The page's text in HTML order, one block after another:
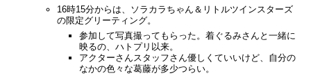
16時15分からは、ソラカラちゃん＆リトルツインスターズ
の限定グリーティング。
参加して写真撮ってもらった。着ぐるみさんと一緒に
映るの、ハトプリ以来。
アクターさんスタッフさん優しくていいけど、自分の
なかの色々な葛藤が多少つらい。